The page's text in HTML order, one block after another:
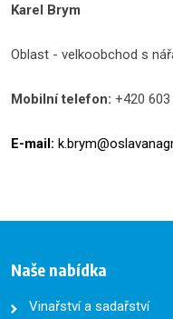
Karel Brym
Oblast - velkoobchod s
Mobilní telefon: +420
E-mail:
Naše nabídka
Vinařství a sadařství